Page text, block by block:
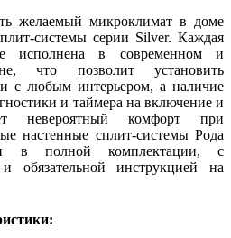
желаемый микроклимат в доме
системы серии Silver. Каждая
исполнена в современном и
что позволит установить
с любым интерьером, а наличие
и таймера на включение и
невероятный комфорт при
настенные сплит-системы Рода
в полной комплектации, с
обязательной инструкцией на